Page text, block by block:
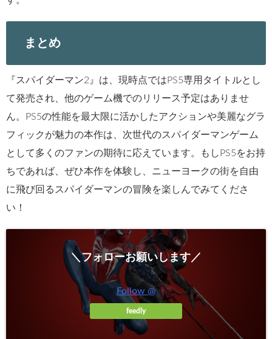
まとめ
『スパイダーマン2』は、現時点ではPS5専用タイトルとし
て発売され、他のゲーム機でのリリース予定はありませ
ん。PS5の性能を最大限に活かしたアクションや美麗なグラ
フィックが魅力の本作は、次世代のスパイダーマンゲーム
として多くのファンの期待に応えています。もしPS5をお持
ちであれば、ぜひ本作を体験し、ニューヨークの街を自由
に飛び回るスパイダーマンの冒険を楽しんでみてくださ
い！
＼フォローお願いします／
Follow @
feedly